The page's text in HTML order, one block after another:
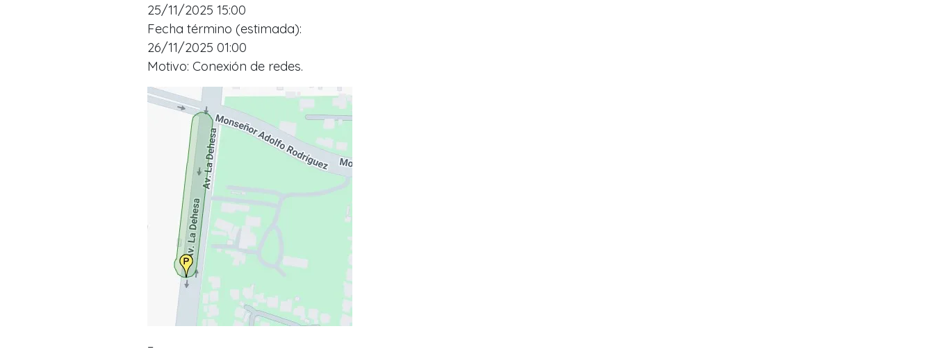
25/11/2025 15:00
Fecha término (estimada):
26/11/2025 01:00
Motivo: Conexión de redes.